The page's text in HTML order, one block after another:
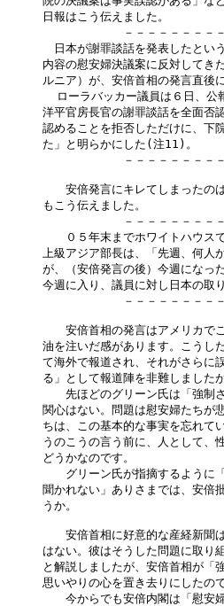
日報はこう伝えました。
－－－－－－－－－－－
日本が謝罪談話を発表したとい
内容の慰安婦決議案に反対してき
ルニア）が、安倍首相の発言直後
ローラバッカー議員は６日、公
洋平官房長官の謝罪談話を全面否
認めることを拒否しただけに、下
た」と明らかにした(注11)。
－－－－－－－－－－－
安倍発言にキレてしまったのは
もこう伝えました。
－－－－－－－－－－－
０５年末までホワイトハウスで
上級アジア部長は、「先週、何人
が、（安倍発言の後）今週になっ
今週に入り、議員に対し日本の
－－－－－－－－－－－
安倍首相の発言はアメリカでこ
油を注いだ感があります。こうし
て海外で報道され、それがさらに
る」として報道陣を非難しました
先ほどのグリーン氏は「強制さ
関心はない。問題は慰安婦たちが
ちは、この基本的な事実を忘れ
うのこうの言う前に、人として、
どうかなのです。
グリーン氏が指摘するように「
聞かれない」ありさまでは、安倍
うか。
安倍首相に好意的な産経新聞は
はない。彼はそうした問題に取
と解説しましたが、安倍首相が「
思いやりの心を置き去りにしたの
今からでも安倍内閣は「慰安婦